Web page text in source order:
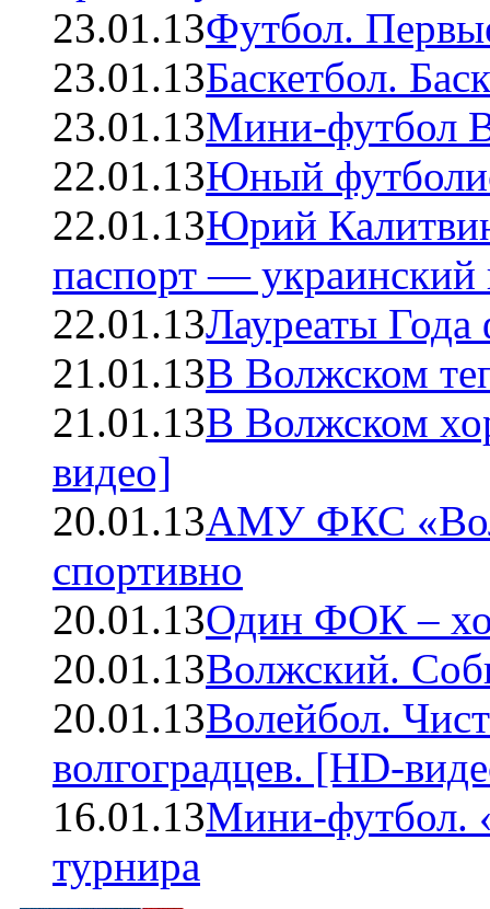
23.01.13Футбол.
23.01.13Баскетбол.
23.01.13Мини-футбол
22.01.13Юный
22.01.13Юрий
паспорт — украинский
22.01.13Лауреаты
21.01.13В Волжском
21.01.13В Волжском
видео]
20.01.13АМУ ФКС
спортивно
20.01.13Один ФОК –
20.01.13Волжский.
20.01.13Волейбол.
волгоградцев. [HD-
16.01.13Мини-футбол.
турнира